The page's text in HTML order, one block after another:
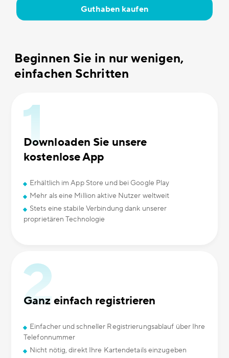
Guthaben kaufen
Beginnen Sie in nur wenigen,
einfachen Schritten
Downloaden Sie unsere
kostenlose App
Erhältlich im App Store und bei Google Play
Mehr als eine Million aktive Nutzer weltweit
Stets eine stabile Verbindung dank unserer
proprietären Technologie
Ganz einfach registrieren
Einfacher und schneller Registrierungsablauf über Ihre
Telefonnummer
Nicht nötig, direkt Ihre Kartendetails einzugeben